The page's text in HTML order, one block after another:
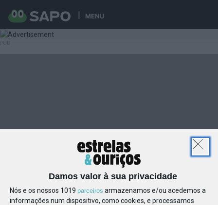
MENU
Damos valor à sua privacidade
Nós e os nossos 1019 parceiros armazenamos e/ou acedemos a
informações num dispositivo, como cookies, e processamos